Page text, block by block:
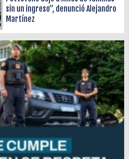
sin un ingreso”, denunció Alejandro
Martínez